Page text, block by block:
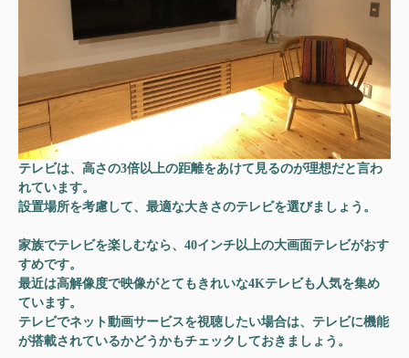
テレビは、高さの3倍以上の距離をあけて見るのが理想だと言わ
れています。
設置場所を考慮して、最適な大きさのテレビを選びましょう。
家族でテレビを楽しむなら、40インチ以上の大画面テレビがおす
すめです。
最近は高解像度で映像がとてもきれいな4Kテレビも人気を集め
ています。
テレビでネット動画サービスを視聴したい場合は、テレビに機能
が搭載されているかどうかもチェックしておきましょう。